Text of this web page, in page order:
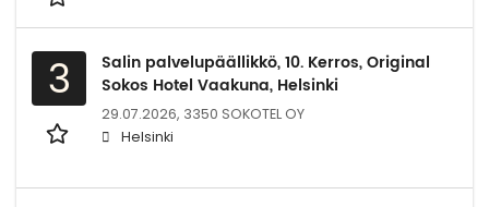
3
Salin palvelupäällikkö, 10. Kerros, Original
Sokos Hotel Vaakuna, Helsinki
29.07.2026, 3350 SOKOTEL OY
Helsinki